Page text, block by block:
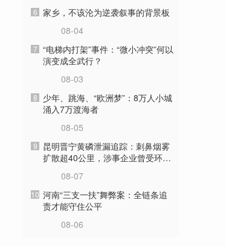
6 家乡，不该沦为逆袭叙事的背景板
08-04
7 “电梯内打架”事件：“微小冲突”何以
演变成全武行？
08-03
8
少年、跳海、“欧洲梦”：8万人小城
涌入7万渡海者
08-05
9
昆明晋宁黄磷泄漏追踪：刺鼻烟雾
扩散超40公里，涉事企业曾受环保
08-07
10 河南“三支一扶”舞弊案：全链条追
责才能守住公平
08-06